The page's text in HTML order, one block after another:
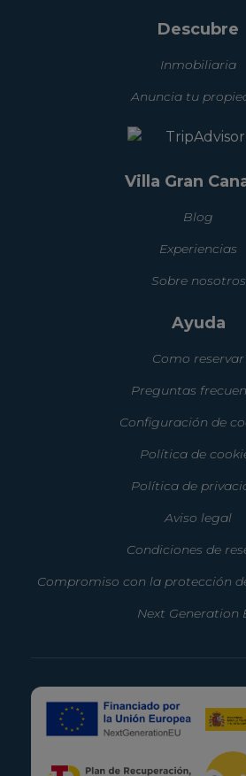
Descubre
Inmobiliaria
Anuncia tu
Villa Gran
Blog
Experiencias
Sobre nosotros
Ayuda
Como reservar
Preguntas
Configuración de
Política de
Política de
Aviso legal
Condiciones de
Compromiso con la protección
Next Generation